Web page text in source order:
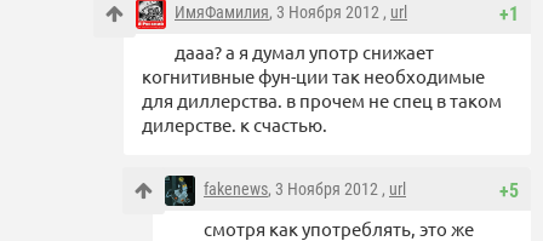
+1
ИмяФамилия, 3 Ноября 2012 , url
дааа? а я думал употр снижает
когнитивные фун-ции так необходимые
для диллерства. в прочем не спец в таком
дилерстве. к счастью.
+5
fakenews, 3 Ноября 2012 , url
смотря как употреблять, это же